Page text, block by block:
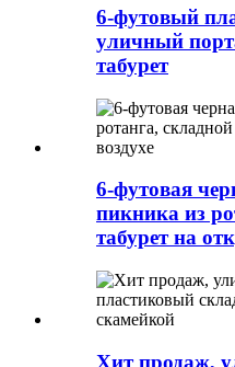
6-футовый
уличный
табурет
6-футовая
пикника из
табурет на
Хит продаж,